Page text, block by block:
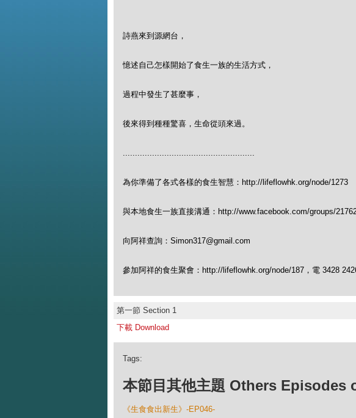
詩燕來到源網台，
憶述自己怎樣開始了食生一族的生活方式，
過程中發生了甚麼事，
後來得到種種驚喜，生命從頭來過。
......................................................
為你準備了各式各樣的食生智慧：http://lifeflowhk.org/node/1273
與本地食生一族直接溝通：http://www.facebook.com/groups/
向阿祥查詢：Simon317@gmail.com
參加阿祥的食生聚會：http://lifeflowhk.org/node/187，電 3428
第一節 Section 1
下載 Download
Tags:
本節目其他主題 Others Episodes
《生食食出新生》-EP046-